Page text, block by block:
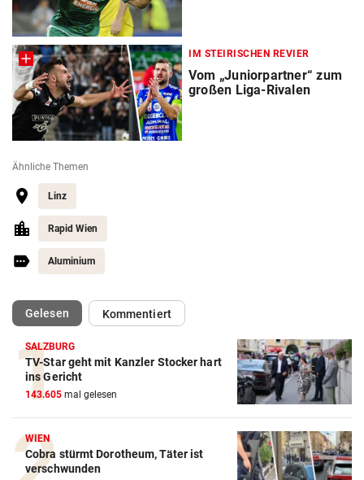
IM STEIRISCHEN REVIER
Vom „Juniorpartner“ zum
großen Liga-Rivalen
Ähnliche Themen
Linz
Rapid Wien
Aluminium
Gelesen(ausgewählt)Kommentiert
SALZBURG
TV-Star geht mit Kanzler Stocker hart
ins Gericht
143.605 mal gelesen
WIEN
Cobra stürmt Dorotheum, Täter ist
verschwunden
Action-Cam Vergleich
ZUM VERGLEICH
Crosstrainer Vergleich
ZUM VERGLEICH